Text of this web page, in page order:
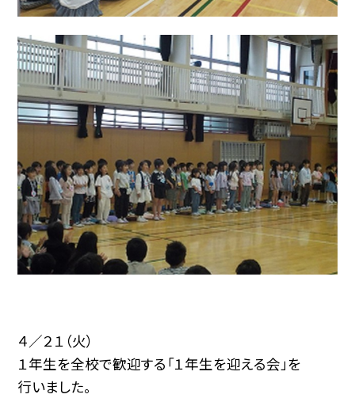
４／２１（火）
１年生を全校で歓迎する「１年生を迎える会」を
行いました。